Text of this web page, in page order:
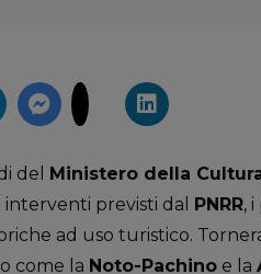
del Ministero della
interventi previsti dal PNRR,
ad uso turistico.
come la Noto-Pachinoe la